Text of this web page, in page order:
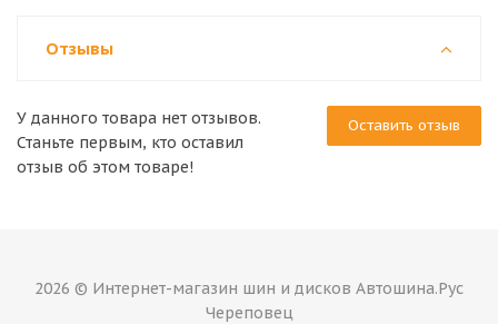
Отзывы
Оставить отзыв
У данного товара нет отзывов.
Станьте первым, кто оставил
отзыв об этом товаре!
2026 © Интернет-магазин шин и дисков Автошина.Рус
Череповец